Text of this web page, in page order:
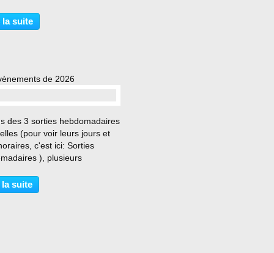
annoncée entre deux
perturbées. Aussi, le mardi
la suite
de 2026
des 3 sorties hebdomadaires
(pour voir leurs jours et
c'est ici: Sorties
), plusieurs
pour 2026. Au premier
2026 1er semestre 2026
la suite